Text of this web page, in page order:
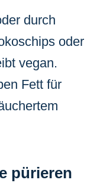
durch
oder
vegan.
Fett für
pürieren